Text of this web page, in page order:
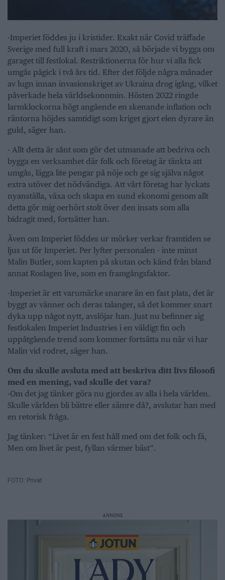
-Imperiet föddes ju i kristider. Exakt när Covid träffade
Sverige med full kraft i mars 2020, så började vi bygga om
garaget till festlokal. Restriktionerna för hur vi alla fick
umgås pågick i två års tid. Efter det följde några månader
av lugn innan invasionskriget av Ukraina drog igång, vilket
påverkade hela världsekonomin. Hösten 2022 ringde
larmklockorna högt angående en skenande inflation och
räntorna höjdes samtidigt som kriget gjort elen dyrare än
guld, säger han.
- Allt detta är sånt som gör det utmanade att bedriva och
bygga en verksamhet där folk och företag är tänkta att
umgås, lägga lite pengar på nöje och ge sig själva något
extra utöver det nödvändiga. Att vårt företag har lyckats
nyanställa, växa och skapa en sund ekonomi genom allt
detta gör mig oerhört stolt över den insats som alla
bidragit med, fortsätter han.
Även om Imperiet föddes ur mörker verkar framtiden se
ljus ut för Imperiet. Per lyfter personalen - inte minst
Malin Butler, som kapten på skutan och känd från bland
annat Roslagen live, som en framgångsfaktor.
-Imperiet är ett varumärke snarare än en fast plats, det är
byggt av vänner och deras talanger, så det kommer snart
dyka upp något nytt, avslöjar han. Just nu befinner sig
festlokalen Imperiet Industries i en väldigt fin och
uppåtgående trend som kommer fortsätta nu när vi har
Malin vid rodret, säger han.
Om du skulle avsluta med att beskriva ditt livs filosofi
med en mening, vad skulle det vara?
-Om det jag tänker göra nu gjordes av alla i hela världen.
Skulle världen bli bättre eller sämre då?, avslutar han med
en retorisk fråga.
Jag tänker: “Livet är en fest håll med om det folk och fä,
Men om livet är pest, fyllan värmer bäst”.
FOTO: Privat
ANNONS